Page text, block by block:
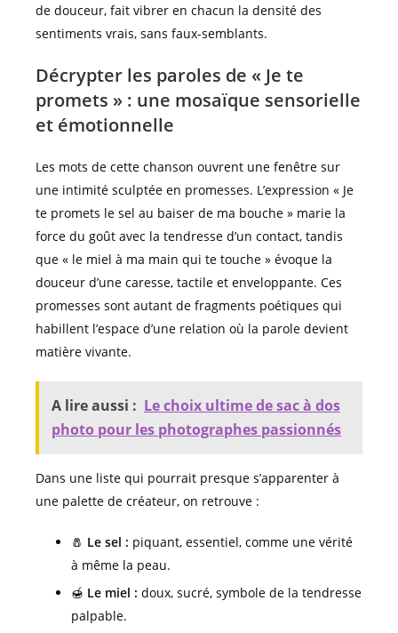
de douceur, fait vibrer en chacun la densité des
sentiments vrais, sans faux-semblants.
Décrypter les paroles de « Je te
promets » : une mosaïque sensorielle
et émotionnelle
Les mots de cette chanson ouvrent une fenêtre sur
une intimité sculptée en promesses. L’expression « Je
te promets le sel au baiser de ma bouche » marie la
force du goût avec la tendresse d’un contact, tandis
que « le miel à ma main qui te touche » évoque la
douceur d’une caresse, tactile et enveloppante. Ces
promesses sont autant de fragments poétiques qui
habillent l’espace d’une relation où la parole devient
matière vivante.
A lire aussi : Le choix ultime de sac à dos
photo pour les photographes passionnés
Dans une liste qui pourrait presque s’apparenter à
une palette de créateur, on retrouve :
🧂 Le sel : piquant, essentiel, comme une vérité
à même la peau.
🍯 Le miel : doux, sucré, symbole de la tendresse
palpable.